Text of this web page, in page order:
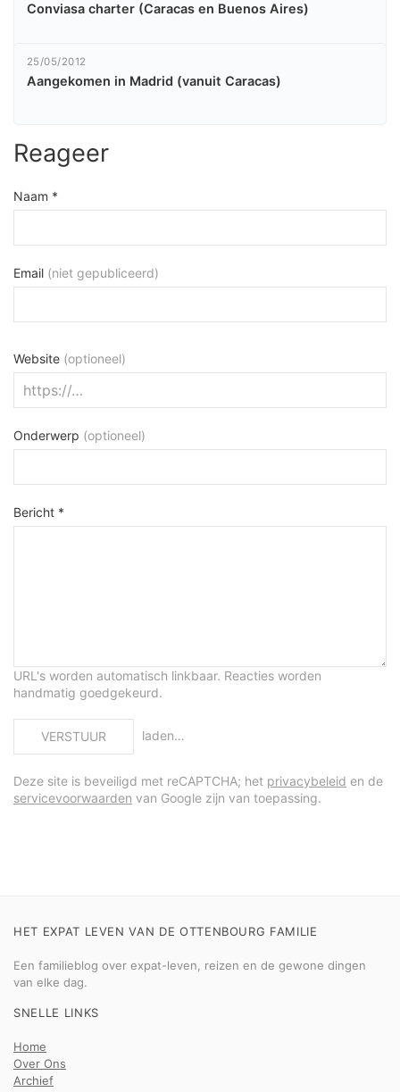
Conviasa charter (Caracas en Buenos Aires)
25/05/2012
Aangekomen in Madrid (vanuit Caracas)
Reageer
Naam *
Email (niet gepubliceerd)
Website (optioneel)
Onderwerp (optioneel)
Bericht *
URL's worden automatisch linkbaar. Reacties worden
handmatig goedgekeurd.
VERSTUUR laden…
Deze site is beveiligd met reCAPTCHA; het privacybeleid en de
servicevoorwaarden van Google zijn van toepassing.
HET EXPAT LEVEN VAN DE OTTENBOURG FAMILIE
Een familieblog over expat-leven, reizen en de gewone dingen
van elke dag.
SNELLE LINKS
Home
Over Ons
Archief